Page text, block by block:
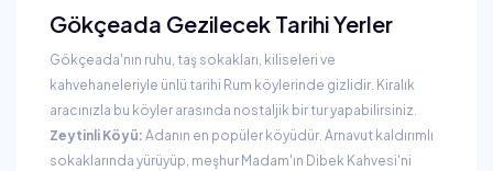
Gökçeada Gezilecek Tarihi Yerler
Gökçeada'nın ruhu, taş sokakları, kiliseleri ve
kahvehaneleriyle ünlü tarihi Rum köylerinde gizlidir. Kiralık
aracınızla bu köyler arasında nostaljik bir tur yapabilirsiniz.
Zeytinli Köyü: Adanın en popüler köyüdür. Arnavut kaldırımlı
sokaklarında yürüyüp, meşhur Madam'ın Dibek Kahvesi'ni